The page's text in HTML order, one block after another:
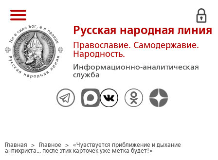
Русская народная линия
Православие. Самодержавие.
Народность.
Информационно-аналитическая
служба
Главная > Главное > «Чувствуется приближение и дыхание
антихриста... после этих карточек уже метка будет!»